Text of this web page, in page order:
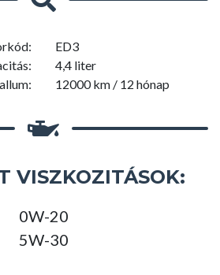
ED3
4,4 liter
12000 km / 12 hónap
VISZKOZITÁSOK:
0W-20
5W-30